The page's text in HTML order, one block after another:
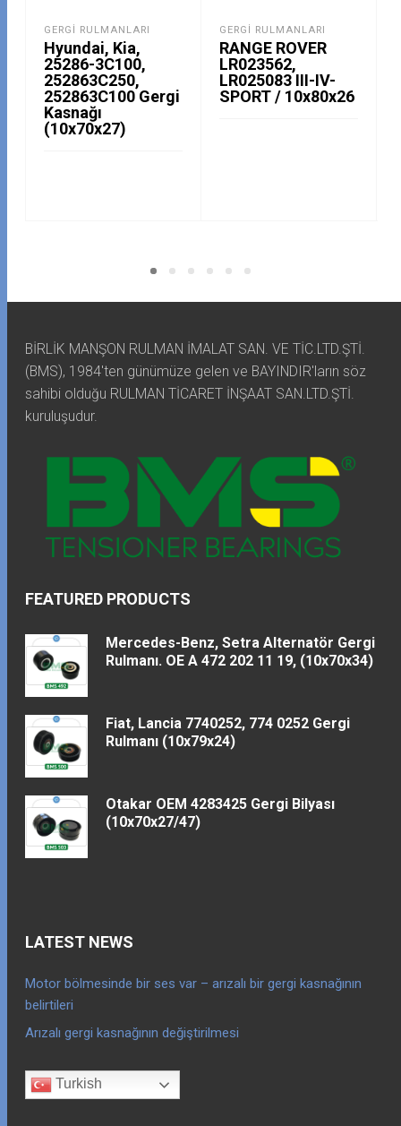
GERGI RULMANLARI
Hyundai, Kia,
25286-3C100,
252863C250,
252863C100 Gergi
Kasnağı
(10x70x27)
GERGI RULMANLARI
RANGE ROVER
LR023562,
LR025083 III-IV-
SPORT / 10x80x26
BİRLİK MANŞON RULMAN İMALAT SAN. VE TİC.LTD.ŞTİ.
(BMS), 1984'ten günümüze gelen ve BAYINDIR'ların söz
sahibi olduğu RULMAN TİCARET İNŞAAT SAN.LTD.ŞTİ.
kuruluşudur.
FEATURED PRODUCTS
Mercedes-Benz, Setra Alternatör Gergi
Rulmanı. OE A 472 202 11 19, (10x70x34)
Fiat, Lancia 7740252, 774 0252 Gergi
Rulmanı (10x79x24)
Otakar OEM 4283425 Gergi Bilyası
(10x70x27/47)
LATEST NEWS
Motor bölmesinde bir ses var – arızalı bir gergi kasnağının
belirtileri
Arızalı gergi kasnağının değiştirilmesi
Turkish